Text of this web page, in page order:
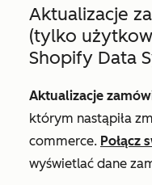
Aktualizacje
(tylko
Shopify Data
Aktualizacje
którym nastąpiła
commerce. Połącz
wyświetlać dane